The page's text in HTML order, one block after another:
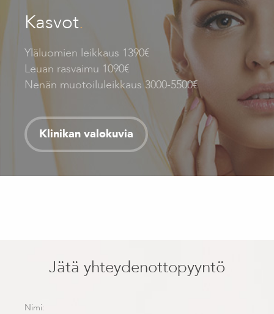
Kasvot.
Yläluomien leikkaus 1390€
Leuan rasvaimu 1090€
Nenän muotoiluleikkaus 3000-5500€
Klinikan valokuvia
Jätä yhteydenottopyyntö
Nimi: